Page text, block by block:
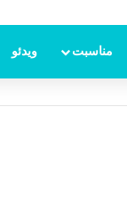
مناسبت ویدئو